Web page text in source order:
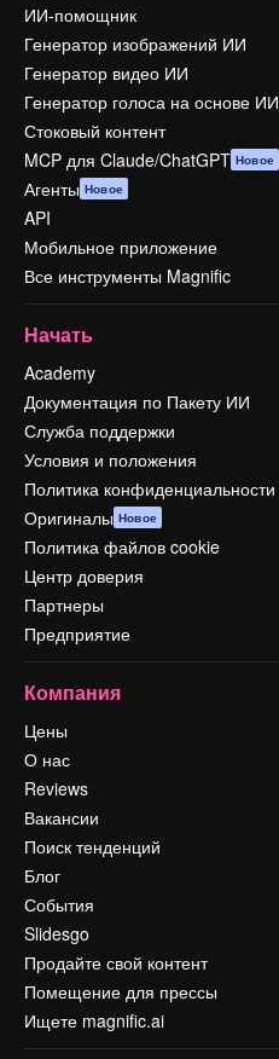
ИИ-помощник
Генератор изображений ИИ
Генератор видео ИИ
Генератор голоса на основе ИИ
Стоковый контент
MCP для Claude/ChatGPT Новое
Агенты Новое
API
Мобильное приложение
Все инструменты Magnific
Начать
Academy
Документация по Пакету ИИ
Служба поддержки
Условия и положения
Политика конфиденциальности
Оригиналы Новое
Политика файлов cookie
Центр доверия
Партнеры
Предприятие
Компания
Цены
О нас
Reviews
Вакансии
Поиск тенденций
Блог
События
Slidesgo
Продайте свой контент
Помещение для прессы
Ищете magnific.ai